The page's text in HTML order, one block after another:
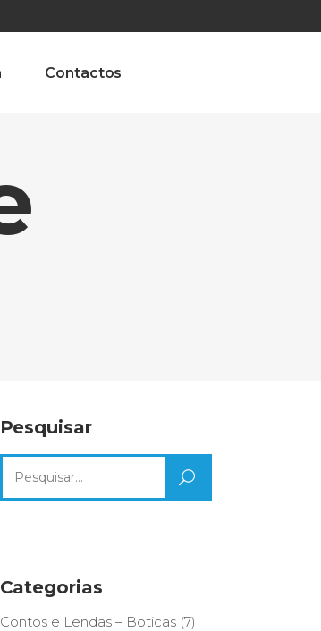
Contactos
Pesquisar
for:
Categorias
Contos e Lendas – Boticas(7)